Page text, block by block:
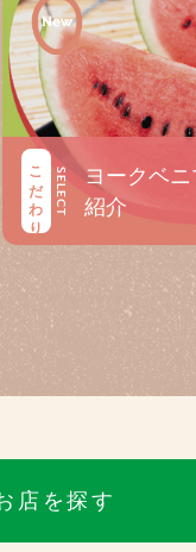
こだわり SELECT
ヨークベ
紹介
店を探す